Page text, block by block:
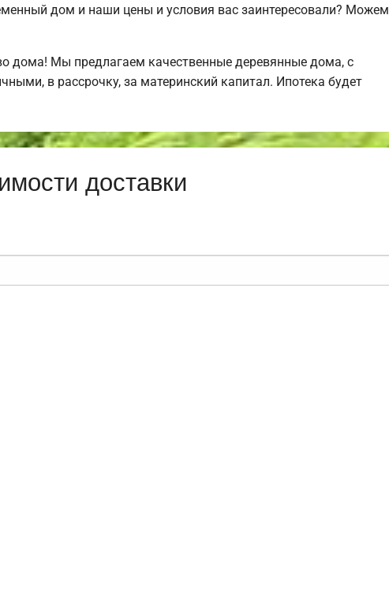
дом и наши цены и условия вас заинтересовали? Можем
дома! Мы предлагаем качественные деревянные дома, с
в рассрочку, за материнский капитал. Ипотека будет
доставки